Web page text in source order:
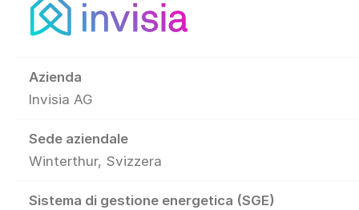
Azienda
Invisia AG
Sede aziendale
Winterthur, Svizzera
Sistema di gestione energetica (SGE)